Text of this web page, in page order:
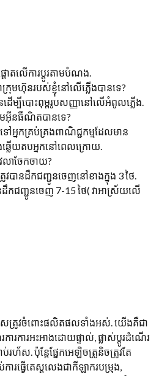
ោតលើការប្តូរតាមបំណង.
ក្រុមហ៊ុនរបស់ខ្ញុំនៅលើភ្លើងបានទេ?
ើម្បីបោះពុម្ពរូបសញ្ញានៅលើអំពូលភ្លើង.
មអ៊ីនធឺណិតបានទេ?
ទៅអ្នកគ្រប់គ្រងពាណិជ្ជកម្មដែលមាន
យតបអ្នកនៅពេលក្រោយ.
លាចែកចាយ?
វបានដឹកជញ្ជូនចេញនៅខាងក្នុង 3 ថៃ.
ដឹកជញ្ជូនចេញ 7-15 ថៃ( វាអាស្រ័យលើ
ត្រូវចំពោះផលិតផលទាំងអស់. យើងគឺជា
ការអះអាងដោយផ្ទាល់, ផ្លាស់ប្តូរដំណើរ
រហ័ស. ប៉ុន្តែផ្នែកអេឡិចត្រូនិចត្រូវតែ
ធ្វើតេស្តលេងជាកីឡាករបម្រុង,